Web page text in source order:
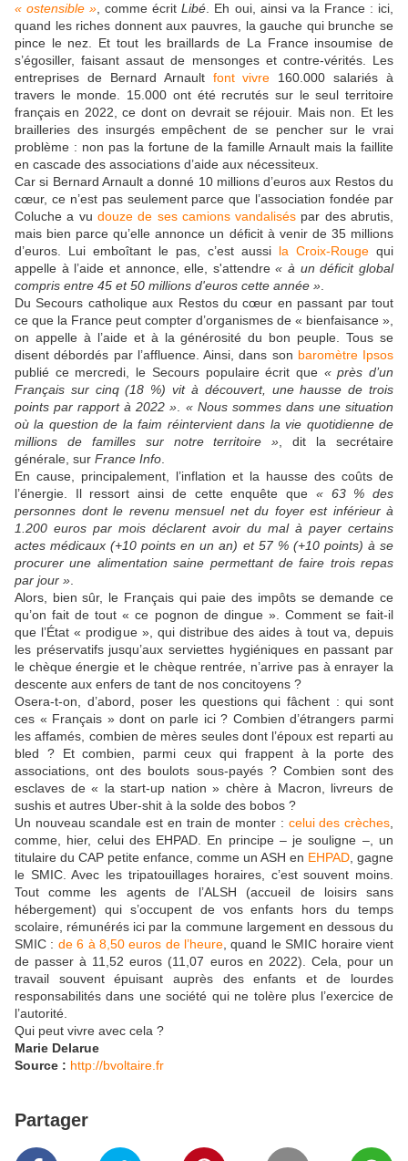
« ostensible » , comme écritLibé . Eh oui, ainsi va la France : ici,
quand les riches donnent aux pauvres, la gauche qui brunche se
pince le nez. Et tout les braillards de La France insoumise de
s’égosiller, faisant assaut de mensonges et contre-vérités. Les
entreprises de Bernard Arnault font vivre 160.000 salariés à
travers le monde. 15.000 ont été recrutés sur le seul territoire
français en 2022, ce dont on devrait se réjouir. Mais non. Et les
brailleries des insurgés empêchent de se pencher sur le vrai
problème : non pas la fortune de la famille Arnault mais la faillite
en cascade des associations d’aide aux nécessiteux.
Car si Bernard Arnault a donné 10 millions d’euros aux Restos du
cœur, ce n’est pas seulement parce que l’association fondée par
Coluche a vu douze de ses camions vandalisés par des abrutis,
mais bien parce qu’elle annonce un déficit à venir de 35 millions
d’euros. Lui emboîtant le pas, c’est aussi la Croix-Rouge qui
appelle à l’aide et annonce, elle, s'attendre« à un déficit global
compris entre 45 et 50 millions d'euros cette année »
Du Secours catholique aux Restos du cœur en passant par tout
ce que la France peut compter d’organismes de « bienfaisance »,
on appelle à l’aide et à la générosité du bon peuple. Tous se
disent débordés par l’affluence. Ainsi, dans son baromètre Ipsos
publié ce mercredi, le Secours populaire écrit que « près d’un
Français sur cinq (18 %) vit à découvert, une hausse de trois
points par rapport à 2022 »
« Nous sommes dans une situation
où la question de la faim réintervient dans la vie quotidienne de
millions de familles sur notre territoire » , dit la secrétaire
générale, sur France Info
En cause, principalement, l’inflation et la hausse des coûts de
l’énergie. Il ressort ainsi de cette enquête que « 63 % des
personnes dont le revenu mensuel net du foyer est inférieur à
1.200 euros par mois déclarent avoir du mal à payer certains
actes médicaux (+10 points en un an) et 57 % (+10 points) à se
procurer une alimentation saine permettant de faire trois repas
par jour »
Alors, bien sûr, le Français qui paie des impôts se demande ce
qu’on fait de tout « ce pognon de dingue ». Comment se fait-il
que l’État « prodigue », qui distribue des aides à tout va, depuis
les préservatifs jusqu’aux serviettes hygiéniques en passant par
le chèque énergie et le chèque rentrée, n’arrive pas à enrayer la
descente aux enfers de tant de nos concitoyens ?
Osera-t-on, d’abord, poser les questions qui fâchent : qui sont
ces « Français » dont on parle ici ? Combien d’étrangers parmi
les affamés, combien de mères seules dont l’époux est reparti au
bled ? Et combien, parmi ceux qui frappent à la porte des
associations, ont des boulots sous-payés ? Combien sont des
esclaves de « la start-up nation » chère à Macron, livreurs de
sushis et autres Uber-shit à la solde des bobos ?
Un nouveau scandale est en train de monter : celui des crèches
comme, hier, celui des EHPAD. En principe – je souligne –, un
titulaire du CAP petite enfance, comme un ASH en EHPAD , gagne
le SMIC. Avec les tripatouillages horaires, c’est souvent moins.
Tout comme les agents de l’ALSH (accueil de loisirs sans
hébergement) qui s’occupent de vos enfants hors du temps
scolaire, rémunérés ici par la commune largement en dessous du
SMIC : de 6 à 8,50 euros de l’heure , quand le SMIC horaire vient
de passer à 11,52 euros (11,07 euros en 2022). Cela, pour un
travail souvent épuisant auprès des enfants et de lourdes
responsabilités dans une société qui ne tolère plus l’exercice de
l’autorité.
Qui peut vivre avec cela ?
Marie Delarue
Source : http://bvoltaire.fr
Partager